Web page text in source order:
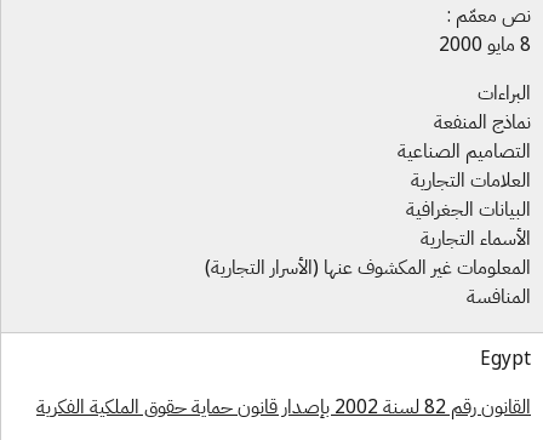
معمّم :
المنفعة
الصناعية
التجارية
الجغرافية
التجارية
غير المكشوف عنها (الأسرار التجارية)
82 لسنة 2002 بإصدار قانون حماية حقوق الملكية الفكرية